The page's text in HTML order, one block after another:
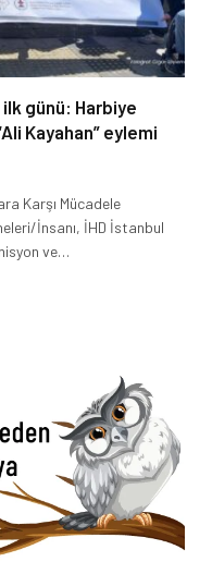
ilk günü: Harbiye
Kayahan” eylemi
Karşı Mücadele
İnsanı, İHD İstanbul
ve…